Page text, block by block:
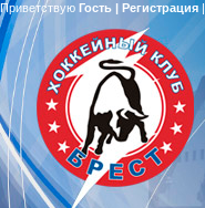
Приветствую Гость | Регистрация|